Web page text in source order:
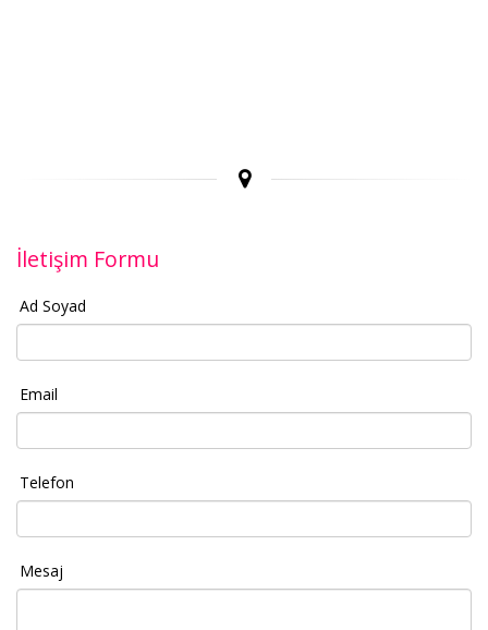
İletişim Formu
Ad Soyad
Email
Telefon
Mesaj